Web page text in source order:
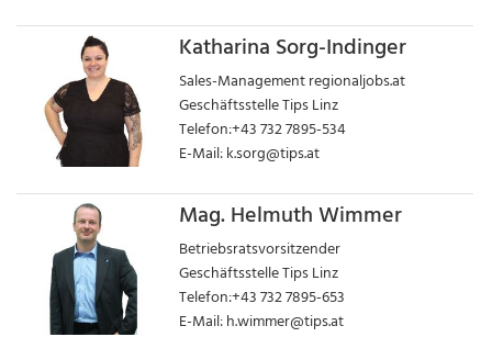
Katharina Sorg-Indinger
Sales-Management regionaljobs.at
Geschäftsstelle Tips Linz
Telefon:+43 732 7895-534
E-Mail:k.sorg@tips.at
Mag. Helmuth Wimmer
Betriebsratsvorsitzender
Geschäftsstelle Tips Linz
Telefon:+43 732 7895-653
E-Mail:h.wimmer@tips.at